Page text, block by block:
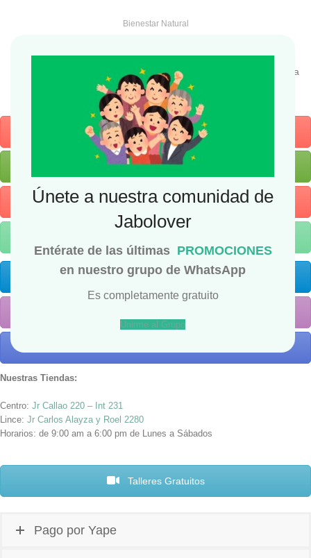
Únete a nuestra comunidad de
Jabolover
Entérate de las últimas PROMOCIONES
en nuestro grupo de WhatsApp
Es completamente gratuito
Unirme al Grupo
Bienestar Natural
Somos las primera tienda de insumos para jaboneria y cosmética
natural del Perú
SAFIR
WhatsApp
YouTube
Facebook
Nuestras Tiendas:
Centro: Jr Callao 220 – Int 231
Lince: Jr Carlos Alayza y Roel 2280
Horarios: de 9:00 am a 6:00 pm de Lunes a Sábados
Talleres Gratuitos
Pago por Yape